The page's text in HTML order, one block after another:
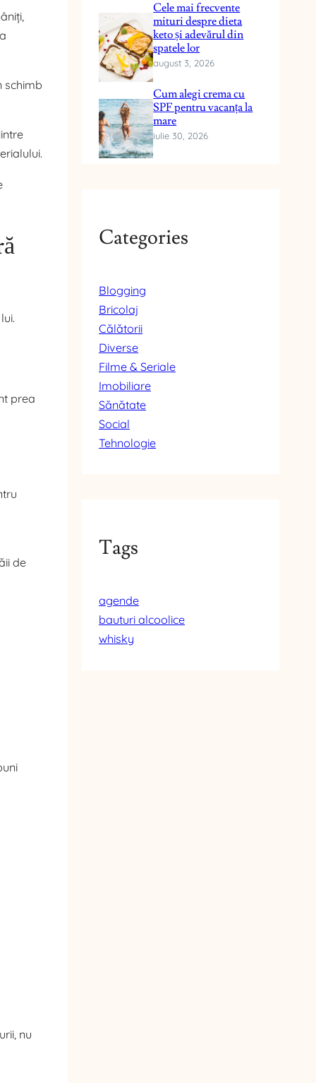
schimb
prea
de
nu
Cele mai frecvente
mituri despre dieta
keto și adevărul din
spatele lor
august 3, 2026
Cum alegi crema cu
SPF pentru vacanța la
mare
iulie 30, 2026
Categories
Blogging
Bricolaj
Călătorii
Diverse
Filme & Seriale
Imobiliare
Sănătate
Social
Tehnologie
Tags
agende
bauturi alcoolice
whisky